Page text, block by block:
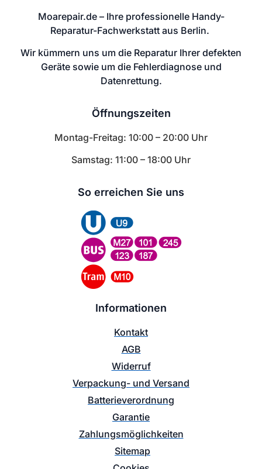
Moarepair.de – Ihre professionelle Handy-
Reparatur-Fachwerkstatt aus Berlin.
Wir kümmern uns um die Reparatur Ihrer defekten
Geräte sowie um die Fehlerdiagnose und
Datenrettung.
Öffnungszeiten
Montag-Freitag: 10:00 – 20:00 Uhr
Samstag: 11:00 – 18:00 Uhr
So erreichen Sie uns
Informationen
Kontakt
AGB
Widerruf
Verpackung- und Versand
Batterieverordnung
Garantie
Zahlungsmöglichkeiten
Sitemap